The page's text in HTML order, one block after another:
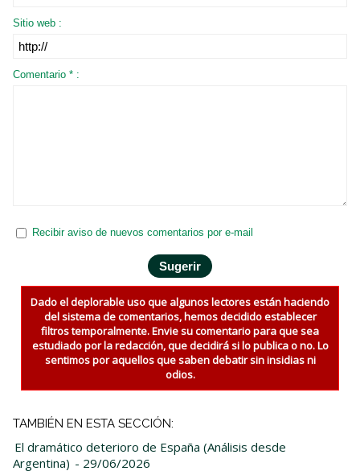
Sitio web :
Comentario * :
Recibir aviso de nuevos comentarios por e-mail
Dado el deplorable uso que algunos lectores están haciendo
del sistema de comentarios, hemos decidido establecer
filtros temporalmente. Envie su comentario para que sea
estudiado por la redacción, que decidirá si lo publica o no. Lo
sentimos por aquellos que saben debatir sin insidias ni
odios.
TAMBIÉN EN ESTA SECCIÓN:
El dramático deterioro de España (Análisis desde
Argentina) - 29/06/2026